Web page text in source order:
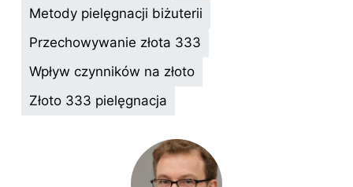
o
o
k
st
dI
n
p
Metody pielęgnacji biżuterii
Przechowywanie złota 333
Wpływ czynników na złoto
Złoto 333 pielęgnacja